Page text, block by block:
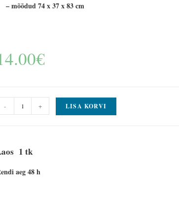
– mõõdud 74 x 37 x 83 cm
€
- + LISA KORVI
1 tk
aeg 48 h